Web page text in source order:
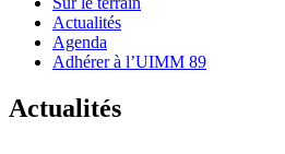
Actualités
Agenda
Adhérer à l’UIMM 89
Actualités